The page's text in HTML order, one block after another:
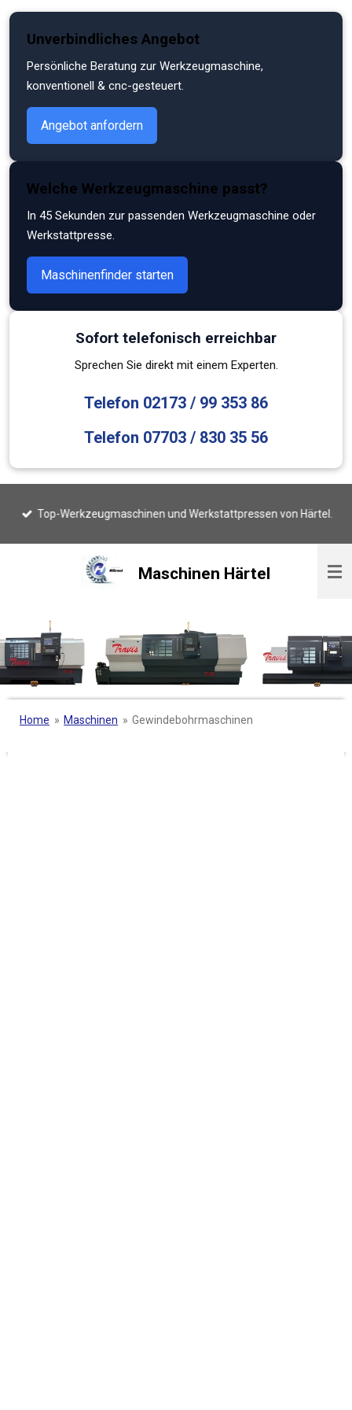
Unverbindliches Angebot
Persönliche Beratung zur Werkzeugmaschine,
konventionell & cnc-gesteuert.
Angebot anfordern
Welche Werkzeugmaschine passt?
In 45 Sekunden zur passenden Werkzeugmaschine oder
Werkstattpresse.
Maschinenfinder starten
Sofort telefonisch erreichbar
Sprechen Sie direkt mit einem Experten.
Telefon 02173 / 99 353 86
Telefon 07703 / 830 35 56
Hauptinhalt
springen
Maschinen Härtel
Top-Werkzeugmaschinen und Werkstattpressen von Härtel.
Home » Maschinen » Gewindebohrmaschinen